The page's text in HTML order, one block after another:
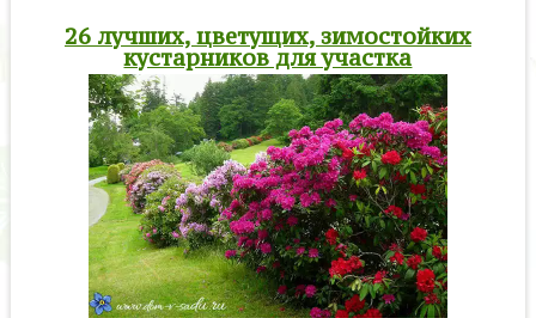
26 лучших, цветущих, зимостойких
кустарников для участка